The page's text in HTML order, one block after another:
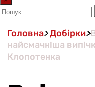
Головна>Добірки>
найсмачніша
Клопотенка